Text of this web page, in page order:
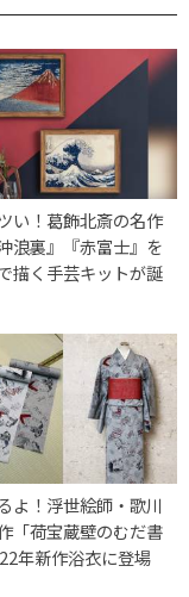
い！葛飾北斎の名作
浪裏』『赤富士』を
描く手芸キットが誕
よ！浮世絵師・歌川
「荷宝蔵壁のむだ書
年新作浴衣に登場